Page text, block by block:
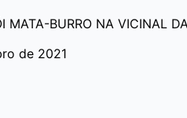
de 2021